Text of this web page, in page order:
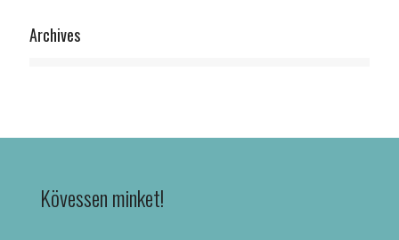
Archives
Kövessen minket!